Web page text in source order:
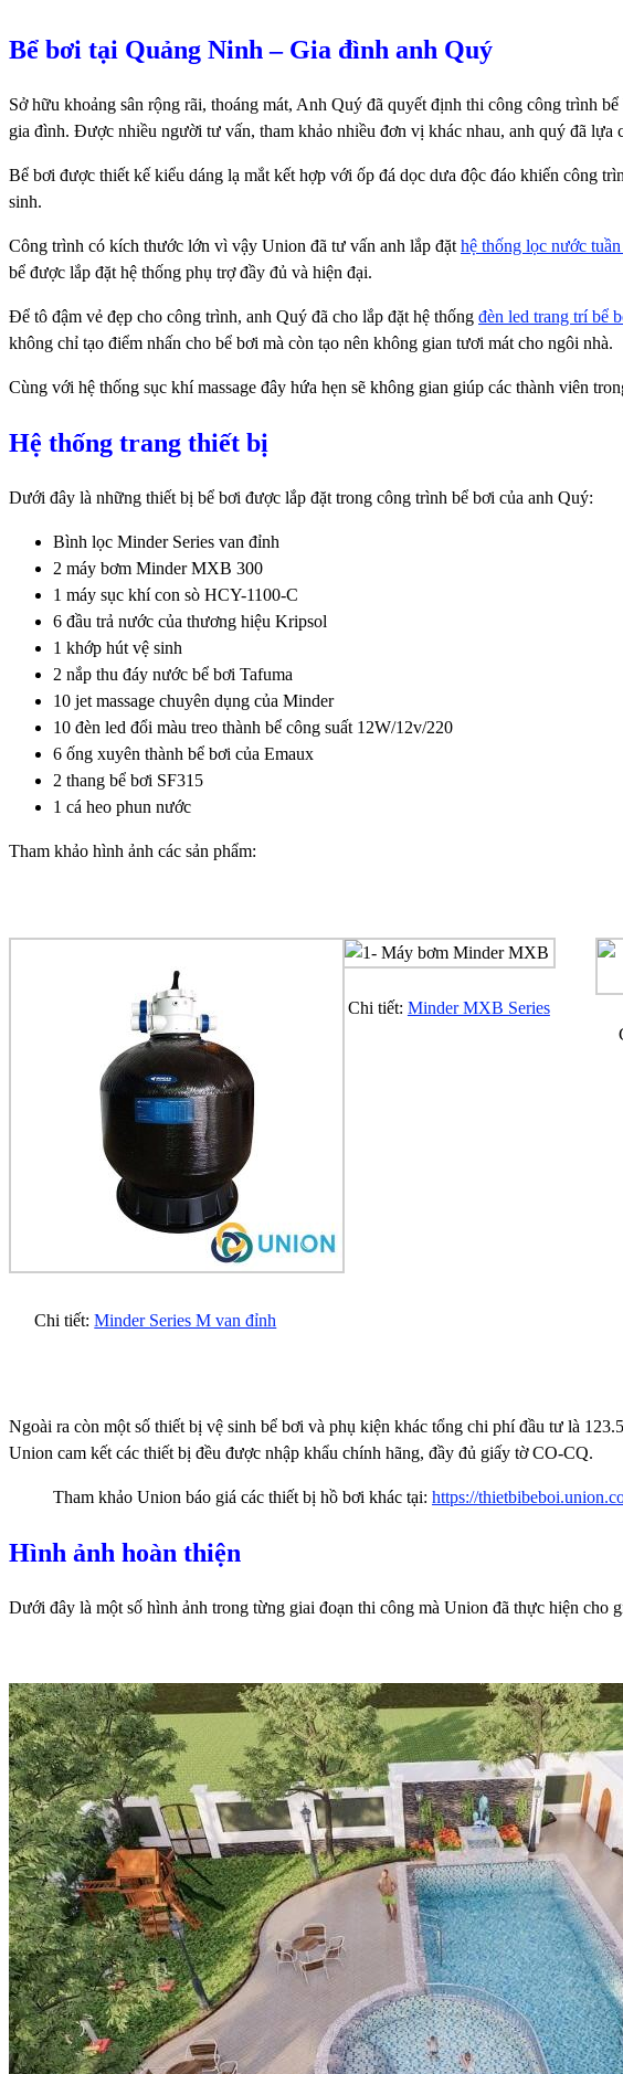
Bể bơi tại Quảng Ninh – Gia đình anh Quý
Sở hữu khoảng sân rộng rãi, thoáng mát, Anh Quý đã quyết định thi công công trình
gia đình. Được nhiều người tư vấn, tham khảo nhiều đơn vị khác nhau, anh quý đã lựa
Bể bơi được thiết kế kiểu dáng lạ mắt kết hợp với ốp đá dọc dưa độc đáo khiến công
sinh.
Công trình có kích thước lớn vì vậy Union đã tư vấn anh lắp đặt hệ thống lọc nước tuần
bể được lắp đặt hệ thống phụ trợ đầy đủ và hiện đại.
Để tô đậm vẻ đẹp cho công trình, anh Quý đã cho lắp đặt hệ thống đèn led trang trí bể
không chỉ tạo điểm nhấn cho bể bơi mà còn tạo nên không gian tươi mát cho ngôi nhà.
Cùng với hệ thống sục khí massage đây hứa hẹn sẽ không gian giúp các thành viên
Hệ thống trang thiết bị
Dưới đây là những thiết bị bể bơi được lắp đặt trong công trình bể bơi của anh Quý:
Bình lọc Minder Series van đỉnh
2 máy bơm Minder MXB 300
1 máy sục khí con sò HCY-1100-C
6 đầu trả nước của thương hiệu Kripsol
1 khớp hút vệ sinh
2 nắp thu đáy nước bể bơi Tafuma
10 jet massage chuyên dụng của Minder
10 đèn led đổi màu treo thành bể công suất 12W/12v/220
6 ống xuyên thành bể bơi của Emaux
2 thang bể bơi SF315
1 cá heo phun nước
Tham khảo hình ảnh các sản phẩm:
Chi tiết:Minder Series M van đỉnh
Chi tiết: Minder MXB Series
Ngoài ra còn một số thiết bị vệ sinh bể bơi và phụ kiện khác tổng chi phí đầu tư là
Union cam kết các thiết bị đều được nhập khẩu chính hãng, đầy đủ giấy tờ CO-CQ.
Tham khảo Union báo giá các thiết bị hồ bơi khác tại: https://
Hình ảnh hoàn thiện
Dưới đây là một số hình ảnh trong từng giai đoạn thi công mà Union đã thực hiện cho